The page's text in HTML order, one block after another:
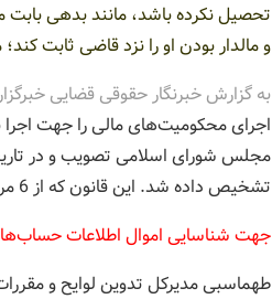
تحصیل نکرده باشد، مانند بدهی بابت
و مالدار بودن او را نزد قاضی ثابت
به گزارش خبرنگار حقوقی قضایی
تشخیص داده شد. این قانون که از 6 مرداد ماه امسال اجرایی شد تغییراتی در نحوه برخورد با بدهکاران مالی داشت.
جهت شناسایی اموال اطلاعات
طهماسبی مدیرکل تدوین لوایح و